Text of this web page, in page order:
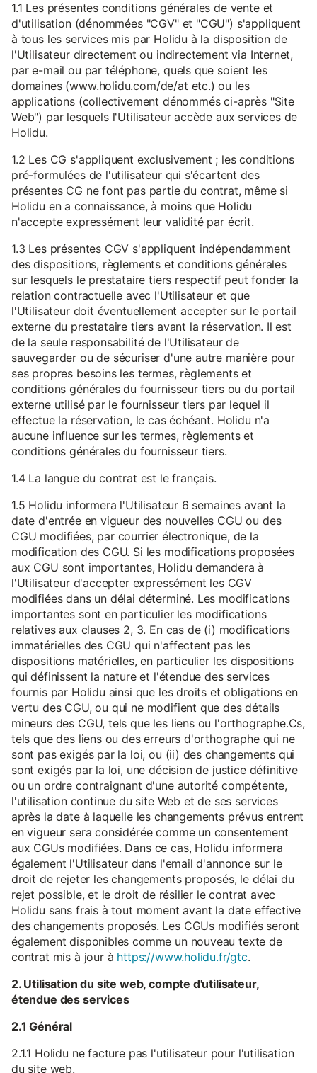
1.1 Les présentes conditions générales de vente et
d'utilisation (dénommées "CGV" et "CGU") s'appliquent
à tous les services mis par Holidu à la disposition de
l'Utilisateur directement ou indirectement via Internet,
par e-mail ou par téléphone, quels que soient les
domaines (www.holidu.com/de/at etc.) ou les
applications (collectivement dénommés ci-après "Site
Web") par lesquels l'Utilisateur accède aux services de
Holidu.
1.2 Les CG s'appliquent exclusivement ; les conditions
pré-formulées de l'utilisateur qui s'écartent des
présentes CG ne font pas partie du contrat, même si
Holidu en a connaissance, à moins que Holidu
n'accepte expressément leur validité par écrit.
1.3 Les présentes CGV s'appliquent indépendamment
des dispositions, règlements et conditions générales
sur lesquels le prestataire tiers respectif peut fonder la
relation contractuelle avec l'Utilisateur et que
l'Utilisateur doit éventuellement accepter sur le portail
externe du prestataire tiers avant la réservation. Il est
de la seule responsabilité de l'Utilisateur de
sauvegarder ou de sécuriser d'une autre manière pour
ses propres besoins les termes, règlements et
conditions générales du fournisseur tiers ou du portail
externe utilisé par le fournisseur tiers par lequel il
effectue la réservation, le cas échéant. Holidu n'a
aucune influence sur les termes, règlements et
conditions générales du fournisseur tiers.
1.4 La langue du contrat est le français.
1.5 Holidu informera l'Utilisateur 6 semaines avant la
date d'entrée en vigueur des nouvelles CGU ou des
CGU modifiées, par courrier électronique, de la
modification des CGU. Si les modifications proposées
aux CGU sont importantes, Holidu demandera à
l'Utilisateur d'accepter expressément les CGV
modifiées dans un délai déterminé. Les modifications
importantes sont en particulier les modifications
relatives aux clauses 2, 3. En cas de (i) modifications
immatérielles des CGU qui n'affectent pas les
dispositions matérielles, en particulier les dispositions
qui définissent la nature et l'étendue des services
fournis par Holidu ainsi que les droits et obligations en
vertu des CGU, ou qui ne modifient que des détails
mineurs des CGU, tels que les liens ou l'orthographe.Cs,
tels que des liens ou des erreurs d'orthographe qui ne
sont pas exigés par la loi, ou (ii) des changements qui
sont exigés par la loi, une décision de justice définitive
ou un ordre contraignant d'une autorité compétente,
l'utilisation continue du site Web et de ses services
après la date à laquelle les changements prévus entrent
en vigueur sera considérée comme un consentement
aux CGUs modifiées. Dans ce cas, Holidu informera
également l'Utilisateur dans l'email d'annonce sur le
droit de rejeter les changements proposés, le délai du
rejet possible, et le droit de résilier le contrat avec
Holidu sans frais à tout moment avant la date effective
des changements proposés. Les CGUs modifiés seront
également disponibles comme un nouveau texte de
contrat mis à jour à https://www.holidu.fr/gtc.
2. Utilisation du site web, compte d'utilisateur,
étendue des services
2.1 Général
2.1.1 Holidu ne facture pas l'utilisateur pour l'utilisation
du site web.